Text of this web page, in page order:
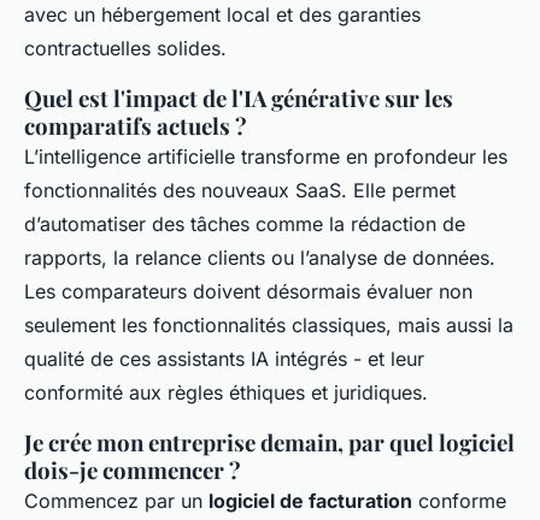
avec un hébergement local et des garanties
contractuelles solides.
Quel est l'impact de l'IA générative sur les
comparatifs actuels ?
L’intelligence artificielle transforme en profondeur les
fonctionnalités des nouveaux SaaS. Elle permet
d’automatiser des tâches comme la rédaction de
rapports, la relance clients ou l’analyse de données.
Les comparateurs doivent désormais évaluer non
seulement les fonctionnalités classiques, mais aussi la
qualité de ces assistants IA intégrés - et leur
conformité aux règles éthiques et juridiques.
Je crée mon entreprise demain, par quel logiciel
dois-je commencer ?
Commencez par un logiciel de facturation conforme